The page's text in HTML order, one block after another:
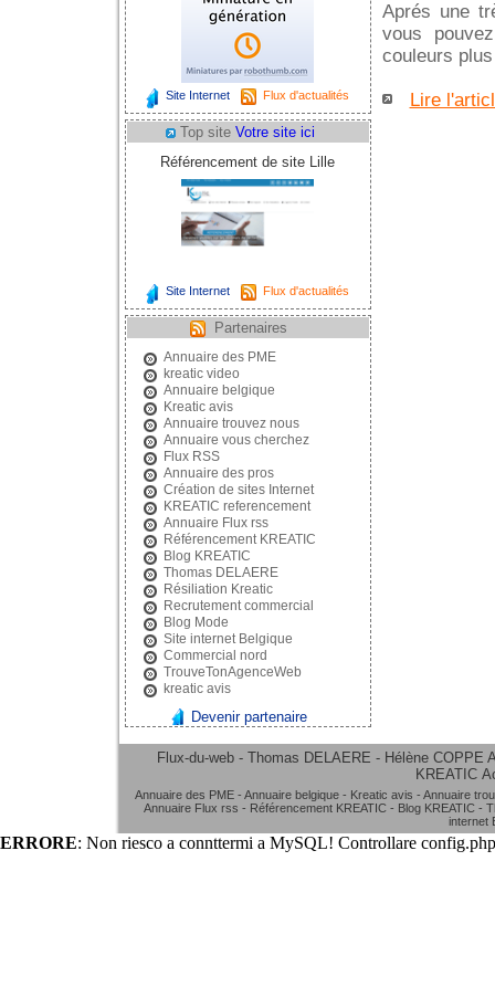
Site Internet Flux d'actualités
Top site Votre site ici
Référencement de site Lille
Site Internet Flux d'actualités
Partenaires
Annuaire des PME
kreatic video
Annuaire belgique
Kreatic avis
Annuaire trouvez nous
Annuaire vous cherchez
Flux RSS
Annuaire des pros
Création de sites Internet
KREATIC referencement
Annuaire Flux rss
Référencement KREATIC
Blog KREATIC
Thomas DELAERE
Résiliation Kreatic
Recrutement commercial
Blog Mode
Site internet Belgique
Commercial nord
TrouveTonAgenceWeb
kreatic avis
Devenir partenaire
Aprés une
vous
couleurs
Lire
Flux-du-web - Thomas DELAERE - Hélène COPPE
KREATIC
Annuaire des PME - Annuaire belgique - Kreatic avis - Annuaire
Annuaire Flux rss - Référencement KREATIC - Blog KREATIC -
internet
ERRORE: Non riesco a connttermi a MySQL! Controllare